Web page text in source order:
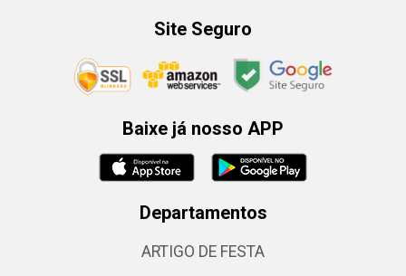
Site Seguro
Baixe já nosso APP
Departamentos
ARTIGO DE FESTA